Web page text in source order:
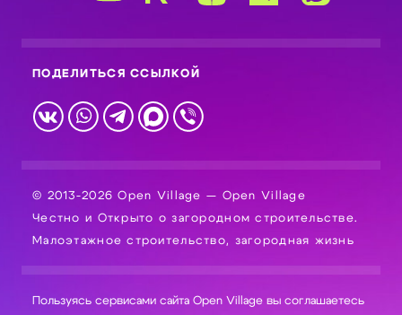
ПОДЕЛИТЬСЯ ССЫЛКОЙ
© 2013-2026 Open Village — Open Village
Честно и Открыто о загородном строительстве.
Малоэтажное строительство, загородная жизнь
Пользуясь сервисами сайта Open Village вы соглашаетесь